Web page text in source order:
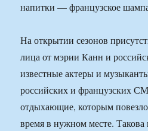
напитки — французское
На открытии сезонов
лица от мэрии Канн и
известные актеры и
российских и французских
отдыхающие, которым
время в нужном месте.